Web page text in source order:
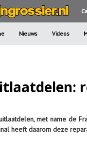
Nieuws Videos
met name de
heeft daarom deze